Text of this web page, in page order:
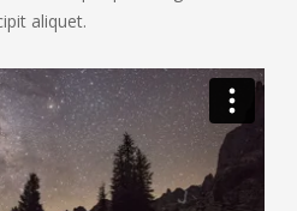
aliquet.